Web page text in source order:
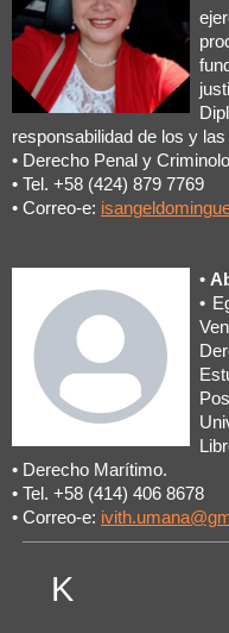
responsabilidad de los y las
• Derecho Penal y
• Tel. +58 (424) 879 7769
• Correo-e:
•
•
• Derecho Marítimo.
• Tel. +58 (414) 406 8678
• Correo-e:
K